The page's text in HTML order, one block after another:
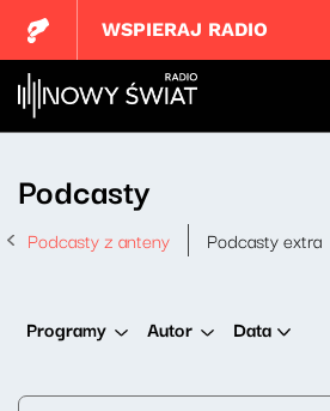
WSPIERAJ RADIO
Podcasty
Podcasty z anteny Podcasty extra
Programy Autor Data